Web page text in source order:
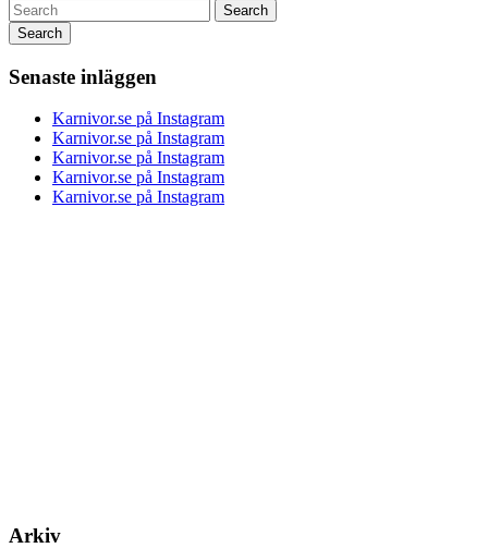
Search
Senaste inläggen
Karnivor.se på Instagram
Karnivor.se på Instagram
Karnivor.se på Instagram
Karnivor.se på Instagram
Karnivor.se på Instagram
Arkiv